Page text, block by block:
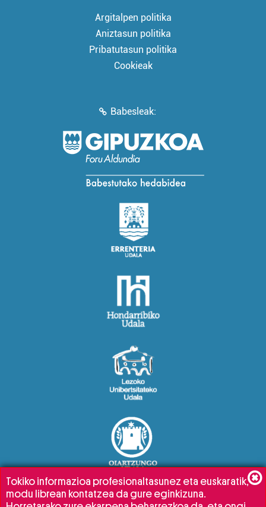
Argitalpen politika
Aniztasun politika
Pribatutasun politika
Cookieak
Babesleak:
Tokiko informazioa profesionaltasunez eta euskaratik,
modu librean kontatzea da gure eginkizuna.